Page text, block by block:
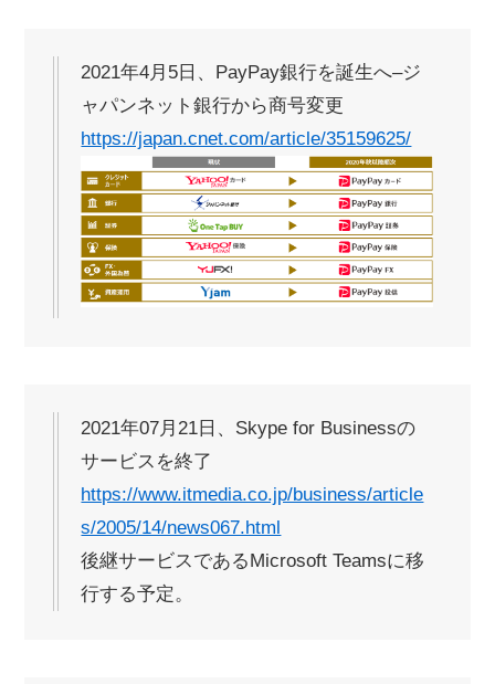
2021年4月5日、PayPay銀行を誕生へ–ジ
ャパンネット銀行から商号変更
https://japan.cnet.com/article/35159625/
2021年07月21日、Skype for Businessの
サービスを終了
https://www.itmedia.co.jp/business/article
s/2005/14/news067.html
後継サービスであるMicrosoft Teamsに移
行する予定。